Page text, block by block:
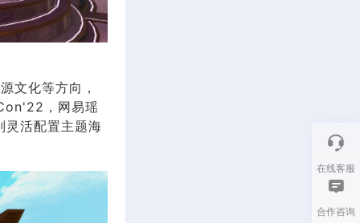
文化等方向，
，网易瑶
灵活配置主题海
在线客服
合作咨询